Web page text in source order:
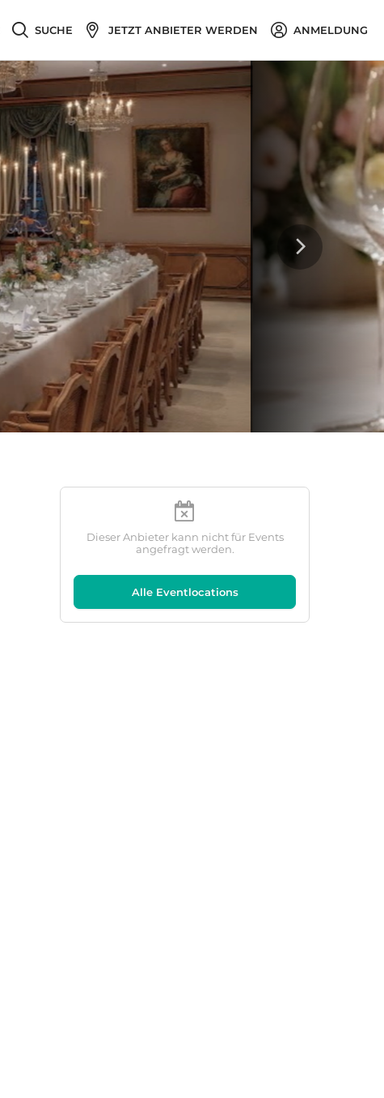
SUCHE JETZT ANBIETER WERDEN ANMELDUNG
Dieser Anbieter kann nicht für Events
angefragt werden.
Alle Eventlocations